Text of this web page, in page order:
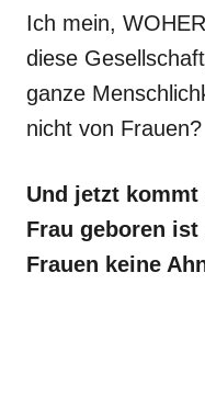
Ich mein,
diese
ganze
nicht von Frauen?
Und jetzt
Frau geboren
Frauen keine